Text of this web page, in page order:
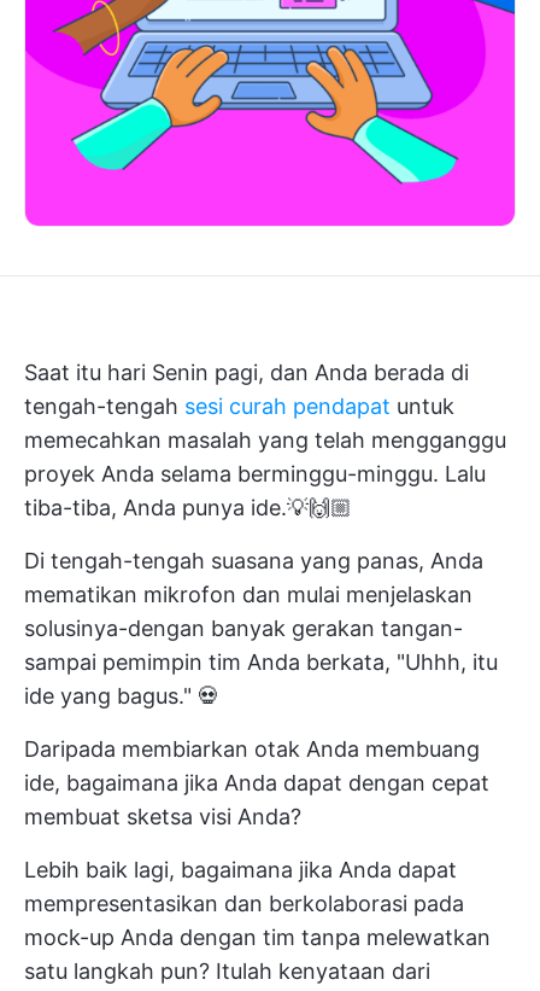
Saat itu hari Senin pagi, dan Anda berada di
tengah-tengah sesi curah pendapat untuk
memecahkan masalah yang telah mengganggu
proyek Anda selama berminggu-minggu. Lalu
tiba-tiba, Anda punya ide.💡🙌🏼
Di tengah-tengah suasana yang panas, Anda
mematikan mikrofon dan mulai menjelaskan
solusinya-dengan banyak gerakan tangan-
sampai pemimpin tim Anda berkata, "Uhhh, itu
ide yang bagus." 💀
Daripada membiarkan otak Anda membuang
ide, bagaimana jika Anda dapat dengan cepat
membuat sketsa visi Anda?
Lebih baik lagi, bagaimana jika Anda dapat
mempresentasikan dan berkolaborasi pada
mock-up Anda dengan tim tanpa melewatkan
satu langkah pun? Itulah kenyataan dari